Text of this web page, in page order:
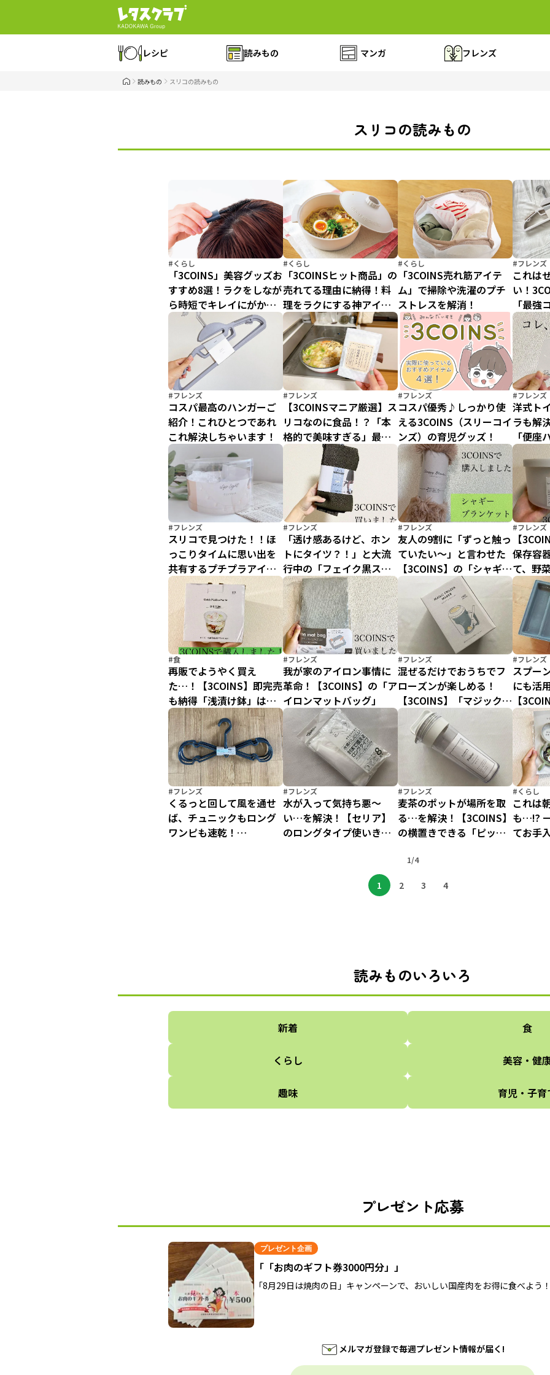
レシピ 読みもの マンガ フレンズ
読みもの スリコの読みもの
スリコの読みもの
#くらし
「3COINS」美容グッズお
すすめ8選！ラクをしなが
ら時短でキレイにがかな
う♪
#くらし
「3COINSヒット商品」の
売れてる理由に納得！料
理をラクにする神アイテ
ム
#くらし
「3COINS売れ筋アイテ
ム」で掃除や洗濯のプチ
ストレスを解消！
#フレンズ
これは
い！
「最強
ズ２選
#フレンズ
コスパ最高のハンガーご
紹介！これひとつであれ
これ解決しちゃいます！
#フレンズ
【3COINSマニア厳選】ス
リコなのに食品！？「本
格的で美味すぎる」最旬
マストバイ
#フレンズ
コスパ優秀♪しっかり使
える3COINS（スリーコイ
ンズ）の育児グッズ！
#フレンズ
洋式ト
ラも解
「便座
れずに
に！
#フレンズ
スリコで見つけた！！ほ
っこりタイムに思い出を
共有するプチプラアイテ
ム【500円で幸せになって
みた】
#フレンズ
「透け感あるけど、ホン
トにタイツ？！」と大流
行中の「フェイク黒スト
ッキングタイツ」
【3COINS】版をレビュー
#フレンズ
友人の9割に「ずっと触っ
ていたい～」と言わせた
【3COINS】の「シャギー
ブランケット」の高見感
がすごい！
#フレンズ
【
保存容
て、野
増えま
#食
再販でようやく買え
た…！【3COINS】即完売
も納得「浅漬け鉢」はデ
ザインだけじゃなく使い
勝手もめちゃくちゃい
い！
#フレンズ
我が家のアイロン事情に
革命！【3COINS】の「ア
イロンマットバッグ」
#フレンズ
混ぜるだけでおうちでフ
ローズンが楽しめる！
【3COINS】「マジックフ
ローズンメーカー」に夏
オヤツはお任せ♪
#フレンズ
スプー
にも活
【
式カト
収納名
#フレンズ
くるっと回して風を通せ
ば、チュニックもロング
ワンピも速乾！
#フレンズ
水が入って気持ち悪～
い…を解決！【セリア】
のロングタイプ使いきり
#フレンズ
麦茶のポットが場所を取
る…を解決！【3COINS】
の横置きできる「ピッチ
#くらし
これは
も…⁉
てお手
1/4
1 2 3 4
読みものいろいろ
新着 食
くらし 美容・健
趣味 育児・子育
プレゼント応募
プレゼント企画
「「お肉のギフト券3000円分」」
「8月29日は焼肉の日」キャンペーンで、おいしい国産肉をお得に食べよう
メルマガ登録で毎週プレゼント情報が届く!